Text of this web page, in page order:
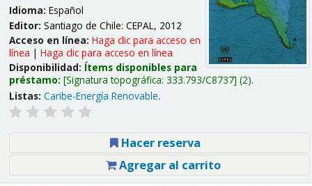
Idioma: Español
Editor: Santiago de Chile: CEPAL, 2012
Acceso en línea: Haga clic para acceso en
línea | Haga clic para acceso en línea
Disponibilidad: Ítems disponibles para
préstamo: Signatura topográfica: 333.793/C8737 (2).
Listas: Caribe-Energía Renovable.
Hacer reserva
Agregar al carrito